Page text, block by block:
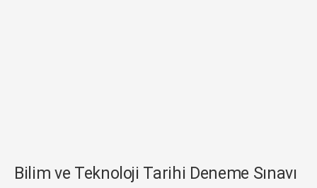
Bilim ve Teknoloji Tarihi Deneme Sınavı